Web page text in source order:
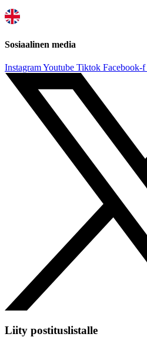
Sosiaalinen media
InstagramYoutube Tiktok Facebook-f
Liity postituslistalle